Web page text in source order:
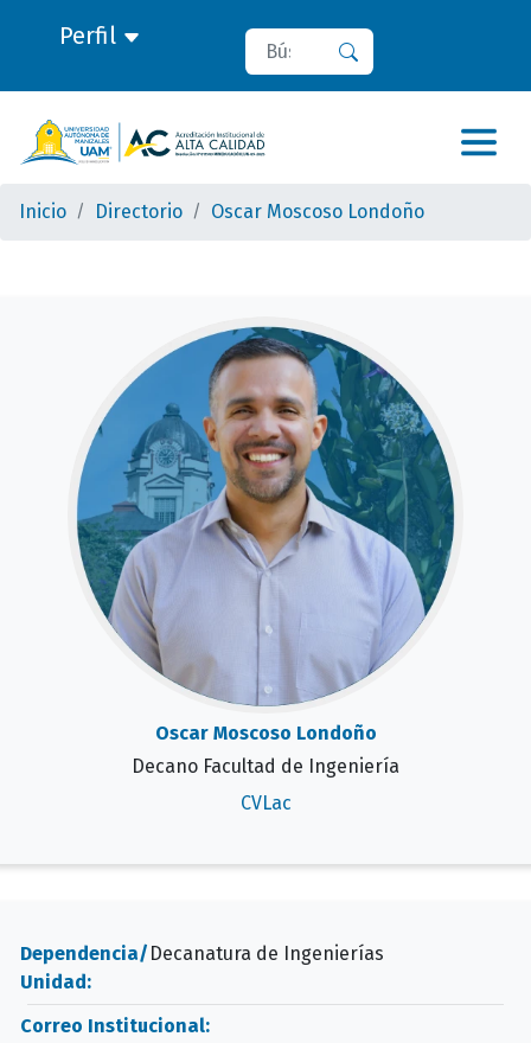
Perfil Buscar
Inicio Directorio Oscar Moscoso Londoño
Oscar Moscoso Londoño
Decano Facultad de Ingeniería
CVLac
Dependencia/
Unidad:
Decanatura de Ingenierías
Correo Institucional: